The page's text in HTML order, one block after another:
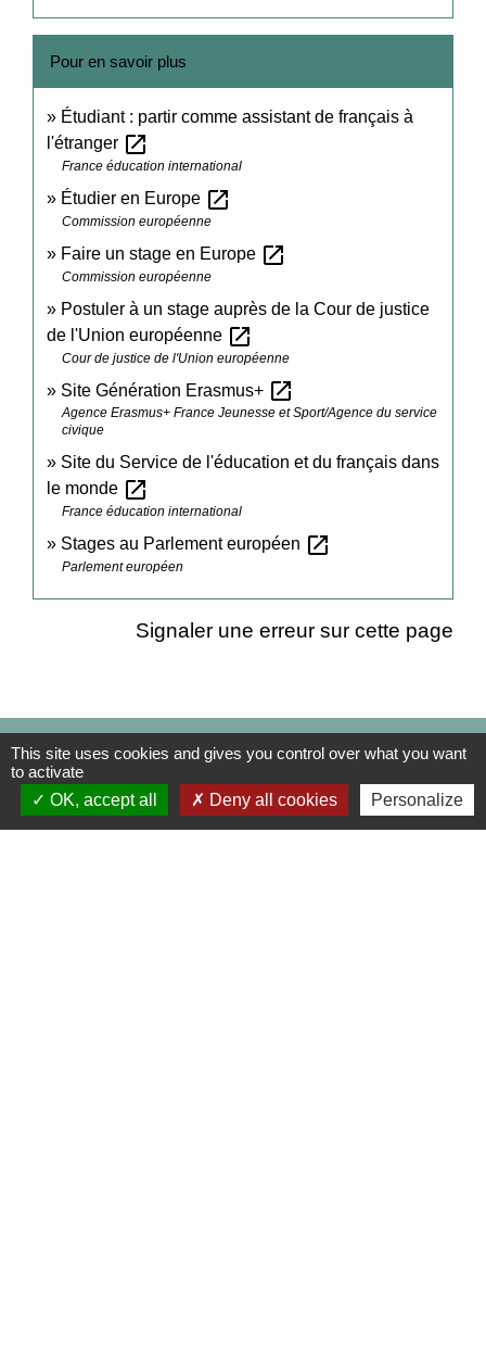
Pour en savoir plus
Étudiant : partir comme assistant de français à
l'étranger open_in_new
France éducation international
Étudier en Europe open_in_new
Commission européenne
Faire un stage en Europe open_in_new
Commission européenne
Postuler à un stage auprès de la Cour de justice
de l'Union européenne open_in_new
Cour de justice de l'Union européenne
Site Génération Erasmus+ open_in_new
Agence Erasmus+ France Jeunesse et Sport/Agence du service
civique
Site du Service de l'éducation et du français dans
le monde open_in_new
France éducation international
Stages au Parlement européen open_in_new
Parlement européen
Signaler une erreur sur cette page
Contact Mairie
Commune d'Auneuil
60 rue du Prieuré
This site uses cookies and gives you control over what you want
to activate
OK, accept all
Deny all cookies Personalize